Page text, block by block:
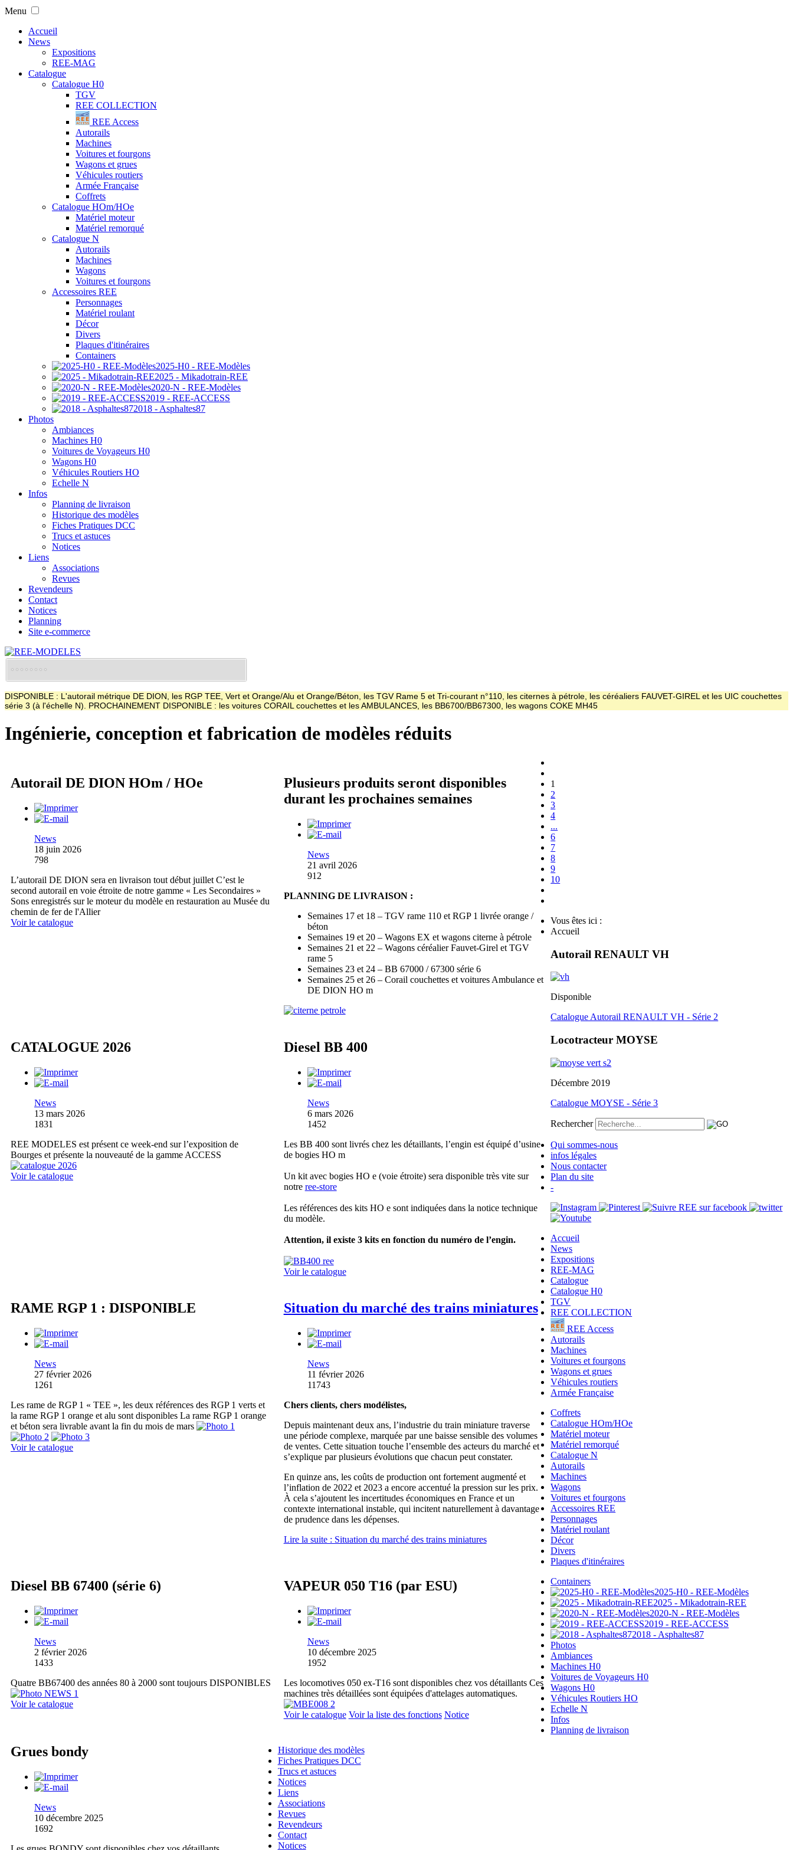
Menu
Accueil
News
Expositions
REE-MAG
Catalogue
Catalogue H0
TGV
REE COLLECTION
REE Access
Autorails
Machines
Voitures et fourgons
Wagons et grues
Véhicules routiers
Armée Française
Coffrets
Catalogue HOm/HOe
Matériel moteur
Matériel remorqué
Catalogue N
Autorails
Machines
Wagons
Voitures et fourgons
Accessoires REE
Personnages
Matériel roulant
Décor
Divers
Plaques d'itinéraires
Containers
2025-H0 - REE-Modèles
2025 - Mikadotrain-REE
2020-N - REE-Modèles
2019 - REE-ACCESS
2018 - Asphaltes87
Photos
Ambiances
Machines H0
Voitures de Voyageurs H0
Wagons H0
Véhicules Routiers HO
Echelle N
Infos
Planning de livraison
Historique des modèles
Fiches Pratiques DCC
Trucs et astuces
Notices
Liens
Associations
Revues
Revendeurs
Contact
Notices
Planning
Site e-commerce
DISPONIBLE : L'autorail métrique DE DION, les RGP TEE, Vert et Orange/Alu et Orange/Béton, les TGV Rame 5 et Tri-courant n°110, les citernes à pétrole, les céréaliers FAUVET-GIREL et les UIC couchettes
série 3 (à l'échelle N). PROCHAINEMENT DISPONIBLE : les voitures CORAIL couchettes et les AMBULANCES, les BB6700/BB67300, les wagons COKE MH45
Ingénierie, conception et fabrication de modèles réduits
Autorail DE DION HOm / HOe
News
18 juin 2026
798
L’autorail DE DION sera en livraison tout début juillet C’est le
second autorail en voie étroite de notre gamme « Les Secondaires »
Sons enregistrés sur le moteur du modèle en restauration au Musée du
chemin de fer de l'Allier
Voir le catalogue
Plusieurs produits seront disponibles
durant les prochaines semaines
News
21 avril 2026
912
PLANNING DE LIVRAISON :
Semaines 17 et 18 – TGV rame 110 et RGP 1 livrée orange /
béton
Semaines 19 et 20 – Wagons EX et wagons citerne à pétrole
Semaines 21 et 22 – Wagons céréalier Fauvet-Girel et TGV
rame 5
Semaines 23 et 24 – BB 67000 / 67300 série 6
Semaines 25 et 26 – Corail couchettes et voitures Ambulance et
DE DION HO m
CATALOGUE 2026
News
13 mars 2026
1831
REE MODELES est présent ce week-end sur l’exposition de
Bourges et présente la nouveauté de la gamme ACCESS
Voir le catalogue
Diesel BB 400
News
6 mars 2026
1452
Les BB 400 sont livrés chez les détaillants, l’engin est équipé d’usine
de bogies HO m
Un kit avec bogies HO e (voie étroite) sera disponible très vite sur
notre ree-store
Les références des kits HO e sont indiquées dans la notice technique
du modèle.
Attention, il existe 3 kits en fonction du numéro de l’engin.
Voir le catalogue
RAME RGP 1 : DISPONIBLE
News
27 février 2026
1261
Les rame de RGP 1 « TEE », les deux références des RGP 1 verts et
la rame RGP 1 orange et alu sont disponibles La rame RGP 1 orange
et béton sera livrable avant la fin du mois de mars
Voir le catalogue
Situation du marché des trains miniatures
News
11 février 2026
11743
Chers clients, chers modélistes,
Depuis maintenant deux ans, l’industrie du train miniature traverse
une période complexe, marquée par une baisse sensible des volumes
de ventes. Cette situation touche l’ensemble des acteurs du marché et
s’explique par plusieurs évolutions que chacun peut constater.
En quinze ans, les coûts de production ont fortement augmenté et
l’inflation de 2022 et 2023 a encore accentué la pression sur les prix.
À cela s’ajoutent les incertitudes économiques en France et un
contexte international instable, qui incitent naturellement à davantage
de prudence dans les dépenses.
Lire la suite : Situation du marché des trains miniatures
Diesel BB 67400 (série 6)
News
2 février 2026
1433
Quatre BB67400 des années 80 à 2000 sont toujours DISPONIBLES
Voir le catalogue
VAPEUR 050 T16 (par ESU)
News
10 décembre 2025
1952
Les locomotives 050 ex-T16 sont disponibles chez vos détaillants Ces
machines très détaillées sont équipées d'attelages automatiques.
Voir le catalogue Voir la liste des fonctions Notice
Grues bondy
News
10 décembre 2025
1692
1
2
3
4
...
6
7
8
9
10
Vous êtes ici :
Accueil
Autorail RENAULT VH
Disponible
Catalogue Autorail RENAULT VH - Série 2
Locotracteur MOYSE
Décembre 2019
Catalogue MOYSE - Série 3
Rechercher
Qui sommes-nous
infos légales
Nous contacter
Plan du site
-
Accueil
News
Expositions
REE-MAG
Catalogue
Catalogue H0
TGV
REE COLLECTION
REE Access
Autorails
Machines
Voitures et fourgons
Wagons et grues
Véhicules routiers
Armée Française
Coffrets
Catalogue HOm/HOe
Matériel moteur
Matériel remorqué
Catalogue N
Autorails
Machines
Wagons
Voitures et fourgons
Accessoires REE
Personnages
Matériel roulant
Décor
Divers
Plaques d'itinéraires
Containers
2025-H0 - REE-Modèles
2025 - Mikadotrain-REE
2020-N - REE-Modèles
2019 - REE-ACCESS
2018 - Asphaltes87
Photos
Ambiances
Machines H0
Voitures de Voyageurs H0
Wagons H0
Véhicules Routiers HO
Echelle N
Infos
Planning de livraison
Historique des modèles
Fiches Pratiques DCC
Trucs et astuces
Notices
Liens
Associations
Revues
Revendeurs
Contact
Notices